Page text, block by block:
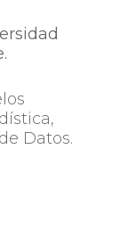
Datos.